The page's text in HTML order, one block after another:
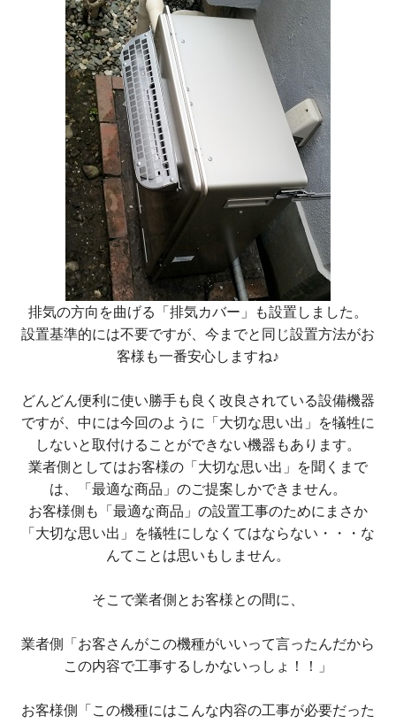
排気の方向を曲げる「排気カバー」も設置しました。
設置基準的には不要ですが、今までと同じ設置方法がお
客様も一番安心しますね♪
どんどん便利に使い勝手も良く改良されている設備機器
ですが、中には今回のように「大切な思い出」を犠牲に
しないと取付けることができない機器もあります。
業者側としてはお客様の「大切な思い出」を聞くまで
は、「最適な商品」のご提案しかできません。
お客様側も「最適な商品」の設置工事のためにまさか
「大切な思い出」を犠牲にしなくてはならない・・・な
んてことは思いもしません。
そこで業者側とお客様との間に、
業者側「お客さんがこの機種がいいって言ったんだから
この内容で工事するしかないっしょ！！」
お客様側「この機種にはこんな内容の工事が必要だった